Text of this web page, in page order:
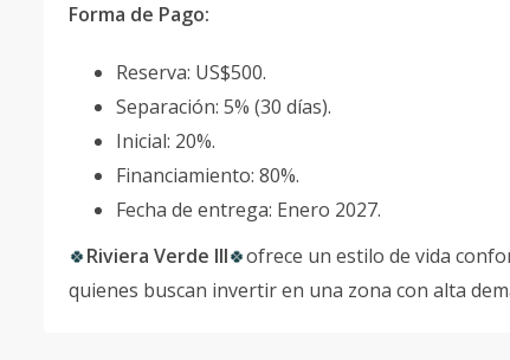
Forma de Pago:
Reserva: US$500.
Separación: 5% (30 días).
Inicial: 20%.
Financiamiento: 80%.
Fecha de entrega: Enero 2027.
🍀Riviera Verde III🍀ofrece un estilo de vida
quienes buscan invertir en una zona con alta